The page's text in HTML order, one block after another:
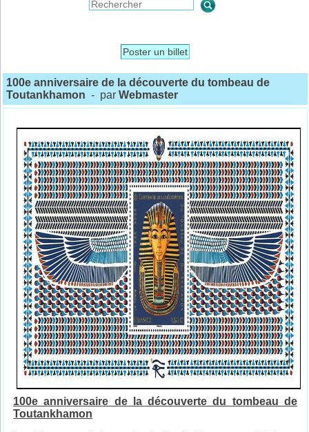
Poster un billet
100e anniversaire de la découverte du tombeau de
Toutankhamon - parWebmaster
100e anniversaire de la découverte du tombeau de
Toutankhamon